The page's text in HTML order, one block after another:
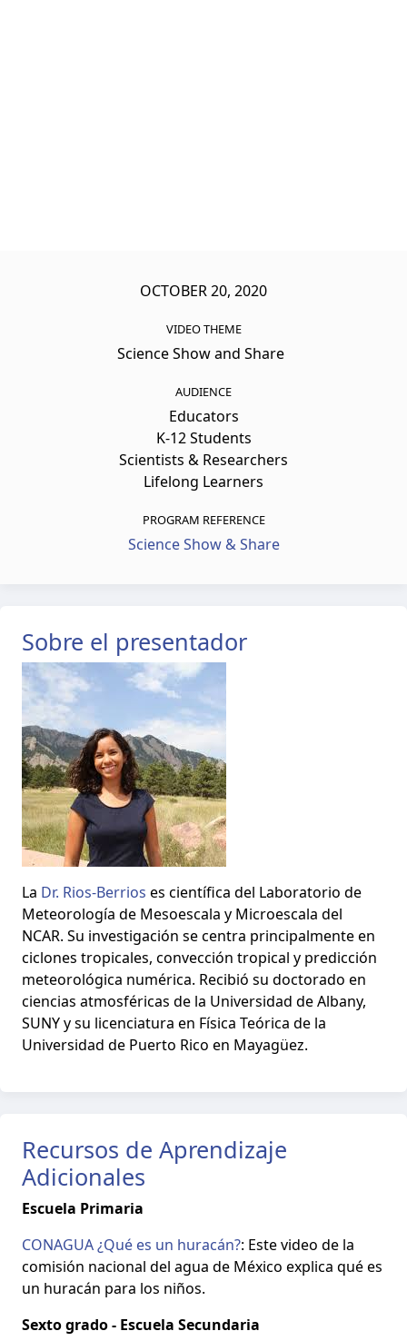
OCTOBER 20, 2020
VIDEO THEME
Science Show and Share
AUDIENCE
Educators
K-12 Students
Scientists & Researchers
Lifelong Learners
PROGRAM REFERENCE
Science Show & Share
Sobre el presentador
La Dr. Rios-Berrios es científica del Laboratorio de
Meteorología de Mesoescala y Microescala del
NCAR. Su investigación se centra principalmente en
ciclones tropicales, convección tropical y predicción
meteorológica numérica. Recibió su doctorado en
ciencias atmosféricas de la Universidad de Albany,
SUNY y su licenciatura en Física Teórica de la
Universidad de Puerto Rico en Mayagüez.
Recursos de Aprendizaje
Adicionales
Escuela Primaria
CONAGUA ¿Qué es un huracán?: Este video de la
comisión nacional del agua de México explica qué es
un huracán para los niños.
Sexto grado - Escuela Secundaria